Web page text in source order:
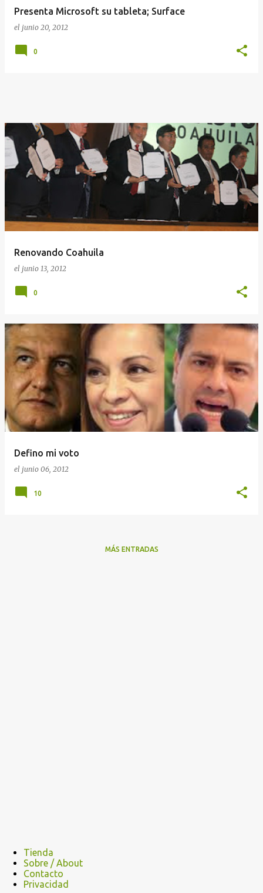
Presenta Microsoft su tableta; Surface
el junio 20, 2012
0
Renovando Coahuila
el junio 13, 2012
0
Defino mi voto
el junio 06, 2012
10
MÁS ENTRADAS
Tienda
Sobre / About
Contacto
Privacidad